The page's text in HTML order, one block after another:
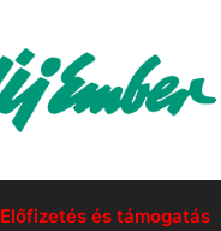
Előfizetés és támogatás